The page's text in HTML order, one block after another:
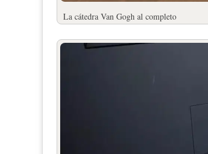
La cátedra Van Gogh al completo